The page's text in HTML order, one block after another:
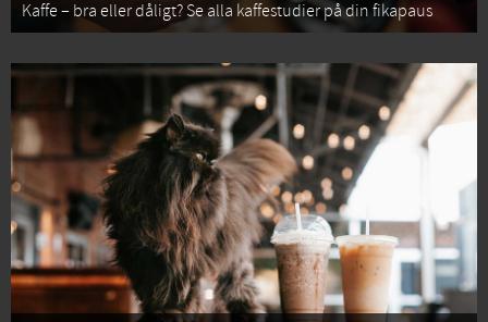
Kaffe – bra eller dåligt? Se alla kaffestudier på din fikapaus